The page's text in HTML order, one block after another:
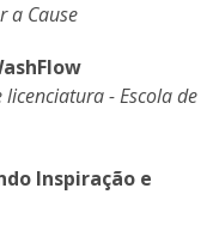
a Cause
- Escola de
Inspiração e